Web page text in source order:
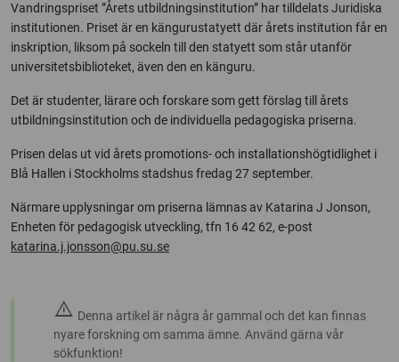
Vandringspriset ”Årets utbildningsinstitution” har tilldelats Juridiska
institutionen. Priset är en kängurustatyett där årets institution får en
inskription, liksom på sockeln till den statyett som står utanför
universitetsbiblioteket, även den en känguru.
Det är studenter, lärare och forskare som gett förslag till årets
utbildningsinstitution och de individuella pedagogiska priserna.
Prisen delas ut vid årets promotions- och installationshögtidlighet i
Blå Hallen i Stockholms stadshus fredag 27 september.
Närmare upplysningar om priserna lämnas av Katarina J Jonson,
Enheten för pedagogisk utveckling, tfn 16 42 62, e-post
katarina.j.jonsson@pu.su.se
warning Denna artikel är några år gammal och det kan finnas
nyare forskning om samma ämne. Använd gärna vår
sökfunktion!